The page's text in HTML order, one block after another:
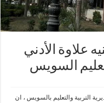
ألف جنيه علاوة الأدني
السويس
التربية والتعليم بالسويس ، ان